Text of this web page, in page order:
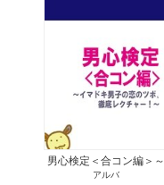
男心検定＜合コン編＞～
イマドキ男子の恋のツ
アルバ